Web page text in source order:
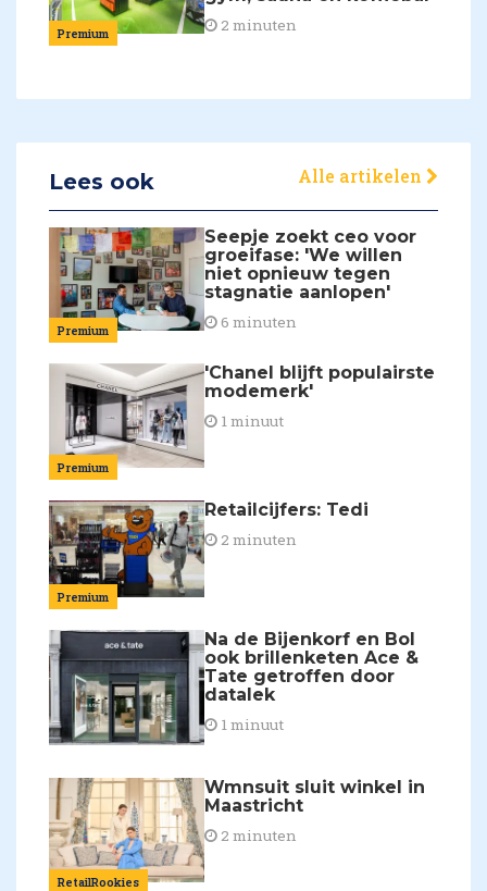
Premium 2 minuten
Lees ook Alle artikelen
Premium
Seepje zoekt ceo voor
groeifase: 'We willen
niet opnieuw tegen
stagnatie aanlopen'
6 minuten
Premium
'Chanel blijft populairste
modemerk'
1 minuut
Premium
Retailcijfers: Tedi
2 minuten
Na de Bijenkorf en Bol
ook brillenketen Ace &
Tate getroffen door
datalek
1 minuut
RetailRookies
Wmnsuit sluit winkel in
Maastricht
2 minuten